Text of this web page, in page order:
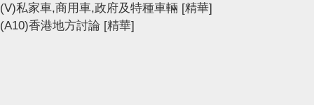
(V)私家車,商用車,政府及特種車輛 [精華]
(A10)香港地方討論 [精華]